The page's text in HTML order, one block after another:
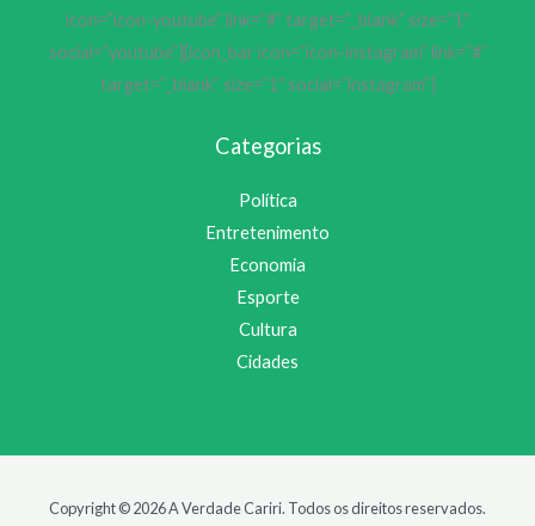
icon=”icon-youtube” link=”#” target=”_blank” size=”1″
social=”youtube”][icon_bar icon=”icon-instagram” link=”#”
target=”_blank” size=”1″ social=”instagram”]
Categorias
Política
Entretenimento
Economia
Esporte
Cultura
Cidades
Copyright © 2026 A Verdade Cariri. Todos os direitos reservados.